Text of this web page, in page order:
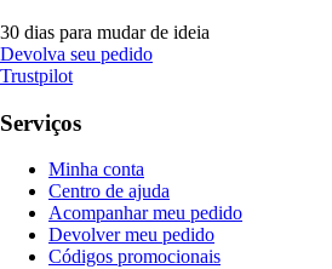
30 dias para mudar de ideia
Devolva seu pedido
Trustpilot
Serviços
Minha conta
Centro de ajuda
Acompanhar meu pedido
Devolver meu pedido
Códigos promocionais